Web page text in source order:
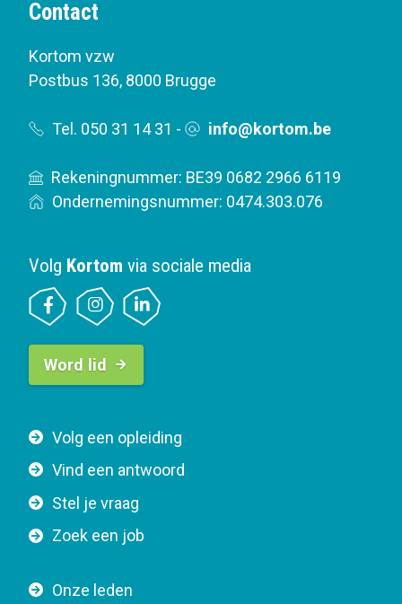
Contact
Kortom vzw
Postbus 136, 8000 Brugge
Tel. 050 31 14 31 - info@kortom.be
Rekeningnummer: BE39 0682 2966 6119
Ondernemingsnummer: 0474.303.076
F
o
t
e
Volg een opleiding
Vind een antwoord
Stel je vraag
Zoek een job
Onze leden
Volg Kortom via sociale media
B
t
o
n
a
v
g
Word lid